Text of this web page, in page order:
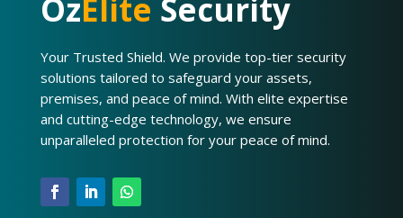
OzElite Security
Your Trusted Shield. We provide top-tier security
solutions tailored to safeguard your assets,
premises, and peace of mind. With elite expertise
and cutting-edge technology, we ensure
unparalleled protection for your peace of mind.